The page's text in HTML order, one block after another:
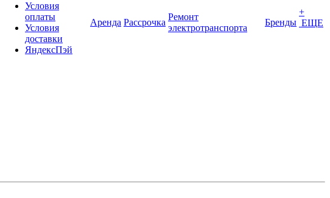
Условия
оплаты
Условия
доставки
ЯндексПэй
Аренда Рассрочка
Ремонт
электротранспорта
Бренды
+
ЕЩЕ